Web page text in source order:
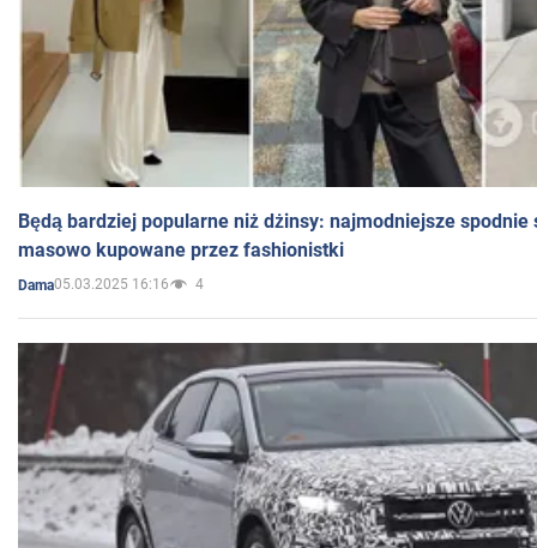
Będą bardziej popularne niż dżinsy: najmodniejsze spodnie
masowo kupowane przez fashionistki
Dama05.03.2025 16:16 4